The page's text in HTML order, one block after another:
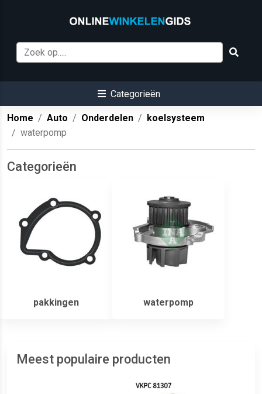
Categorieën
Home Auto Onderdelen
koelsysteem
waterpomp
Categorieën
pakkingen waterpomp
Meest populaire producten